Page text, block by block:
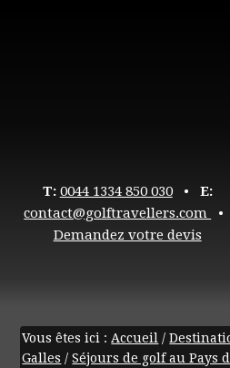
T: 0044 1334 850 030• E:
contact@golftravellers.com
•
Demandez votre devis
Vous êtes ici :Accueil /
Galles / Séjours de golf au Pays